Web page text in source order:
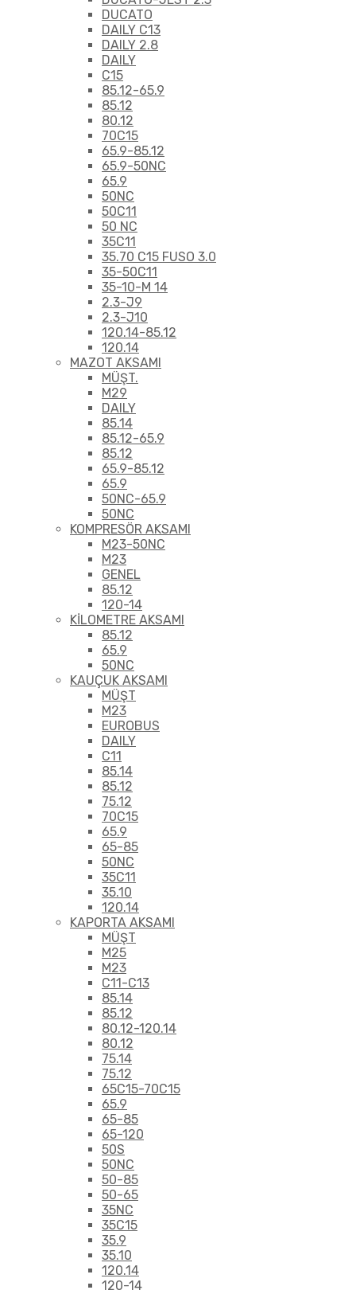
DUCATO
DAILY C13
DAILY 2.8
DAILY
C15
85.12-65.9
85.12
80.12
70C15
65.9-85.12
65.9-50NC
65.9
50NC
50C11
50 NC
35C11
35.70 C15 FUSO 3.0
35-50C11
35-10-M 14
2.3-J9
2.3-J10
120.14-85.12
120.14
MAZOT AKSAMI
MÜŞT.
M29
DAILY
85.14
85.12-65.9
85.12
65.9-85.12
65.9
50NC-65.9
50NC
KOMPRESÖR AKSAMI
M23-50NC
M23
GENEL
85.12
120-14
KİLOMETRE AKSAMI
85.12
65.9
50NC
KAUÇUK AKSAMI
MÜŞT
M23
EUROBUS
DAILY
C11
85.14
85.12
75.12
70C15
65.9
65-85
50NC
35C11
35.10
120.14
KAPORTA AKSAMI
MÜŞT
M25
M23
C11-C13
85.14
85.12
80.12-120.14
80.12
75.14
75.12
65C15-70C15
65.9
65-85
65-120
50S
50NC
50-85
50-65
35NC
35C15
35.9
35.10
120.14
120-14